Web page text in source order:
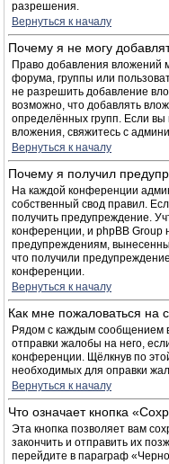
разрешения.
Вернуться к началу
Почему я не могу
Право добавления вложений
форума, группы или
не разрешить добавление
возможно, что добавлять
определённых групп. Если
вложения, свяжитесь с
Вернуться к началу
Почему я получил
На каждой конференции
собственный свод правил.
получить предупреждение.
конференции, и phpBB Group
предупреждениям,
что получили
конференции.
Вернуться к началу
Как мне пожаловаться на
Рядом с каждым сообщением
отправки жалобы на него,
конференции. Щёлкнув по
необходимых для оправки
Вернуться к началу
Что означает кнопка
Эта кнопка позволяет вам
закончить и отправить их
перейдите в параграф